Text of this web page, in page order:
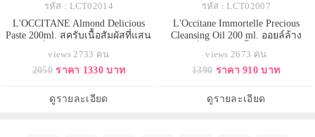
รหัส : LCT02014
L'OCCITANE Almond Delicious
Paste 200ml. สครับเนื้อสัมผัสที่แสน
ด์บัทเตอร์ และอัลมอนด์ออยล์ รวมถึง
เมล็ด และเปลือกอัลมอนด์บด
เซลล์ผิวอย่างอ่อนโยนพร้อมรับการ
บำรุงอย่างเต็มประสิทธิภ
views 2733 คน
2050 ราคา 1330 บาท
ดูรายละเอียด
รหัส : LCT02007
L'Occitane Immortelle Precious
Cleansing Oil 200 ml. ออยล์ล้าง
ประสิทธิภาพดีเยี่ยม ทำความสะอาด
ทั้งเมคอัพกันน้ำ และสิ่งสกปรกได้
เรียบเนียนและกระชับขั้น อ่อนโยน
แม้กับรอบดวงตาและริมฝีปาก อุดม
views 2673 คน
1390 ราคา 910 บาท
ดูรายละเอียด